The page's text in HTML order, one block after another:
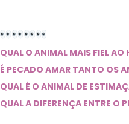
QUAL O ANIMAL MAIS FIEL AO
É PECADO AMAR TANTO OS
QUAL É O ANIMAL DE
QUAL A DIFERENÇA ENTRE O